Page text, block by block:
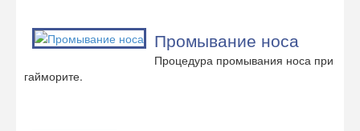
Промывание носа
Процедура промывания носа при
гайморите.